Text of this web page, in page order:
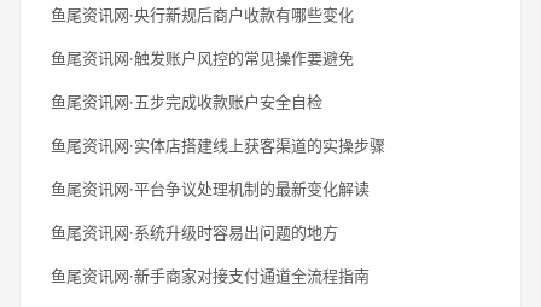
鱼尾资讯网·央行新规后商户收款有哪些变化
鱼尾资讯网·触发账户风控的常见操作要避免
鱼尾资讯网·五步完成收款账户安全自检
鱼尾资讯网·实体店搭建线上获客渠道的实操步骤
鱼尾资讯网·平台争议处理机制的最新变化解读
鱼尾资讯网·系统升级时容易出问题的地方
鱼尾资讯网·新手商家对接支付通道全流程指南